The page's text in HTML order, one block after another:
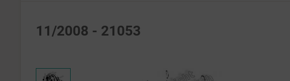
11/2008 - 21053